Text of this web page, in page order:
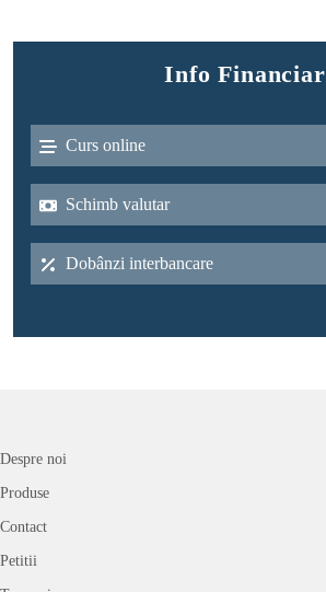
Info Financiar
Curs online
Schimb valutar
Dobânzi interbancare
Despre noi
Produse
Contact
Petitii